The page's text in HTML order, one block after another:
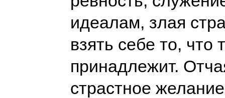
идеалам, злая
взять себе то, что
принадлежит.
страстное